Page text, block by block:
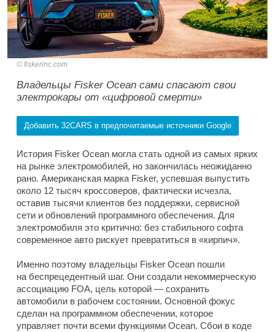
fiskerinc.com
Владельцы Fisker Ocean сами спасают свои
электрокары от «цифровой смерти»
Добавить 32CARS в предпочитаемые источники Google
История Fisker Ocean могла стать одной из самых ярких
на рынке электромобилей, но закончилась неожиданно
рано. Американская марка Fisker, успевшая выпустить
около 12 тысяч кроссоверов, фактически исчезла,
оставив тысячи клиентов без поддержки, сервисной
сети и обновлений программного обеспечения. Для
электромобиля это критично: без стабильного софта
современное авто рискует превратиться в «кирпич».
Именно поэтому владельцы Fisker Ocean пошли
на беспрецедентный шаг. Они создали некоммерческую
ассоциацию FOA, цель которой — сохранить
автомобили в рабочем состоянии. Основной фокус
сделан на программном обеспечении, которое
управляет почти всеми функциями Ocean. Сбои в коде